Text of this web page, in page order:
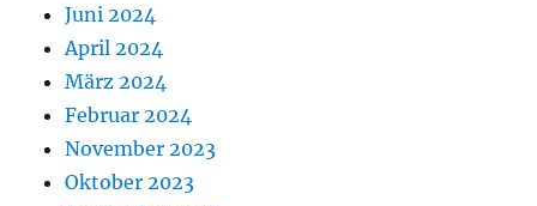
Juni 2024
April 2024
März 2024
Februar 2024
November 2023
Oktober 2023